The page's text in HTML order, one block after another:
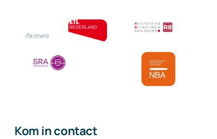
Partners
Kom in contact